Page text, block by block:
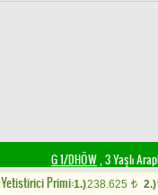
G 1/DHÖW, 3 Yaşlı
Yetistirici Primi:1.)238.625 t 2.)